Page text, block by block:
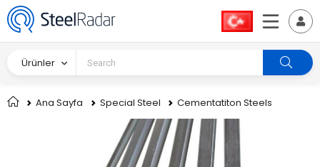
Ürünler
Ana Sayfa Special Steel Cementatiton Steels